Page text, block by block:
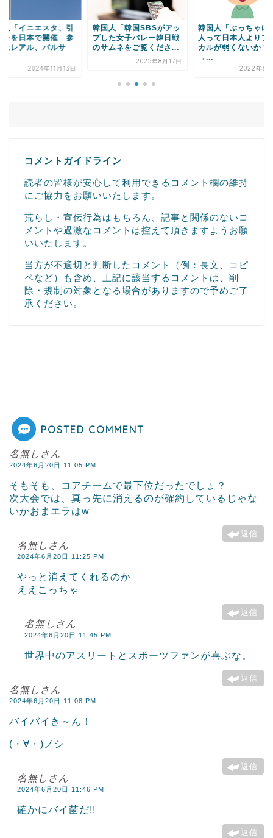
人「イニエスタ、引
合を日本で開催 参
はレアル、バルサ
2024年11月13日
韓国人「韓国SBSがアッ
プした女子バレー韓日戦
のサムネをご覧くださ...
2025年8月17日
韓国人「ぶっちゃけ
人って日本人よりフ
カルが弱くないか？
→...
2022年6
コメントガイドライン
読者の皆様が安心して利用できるコメント欄の維持
にご協力をお願いいたします。
荒らし・宣伝行為はもちろん、記事と関係のないコ
メントや過激なコメントは控えて頂きますようお願
いいたします。
当方が不適切と判断したコメント（例：長文、コピ
ペなど）も含め、上記に該当するコメントは、削
除・規制の対象となる場合がありますので予めご了
承ください。
POSTED COMMENT
名無しさん
2024年6月20日 11:05 PM
そもそも、コアチームで最下位だったでしょ？
次大会では、真っ先に消えるのが確約しているじゃな
いかおまエラはw
返信
名無しさん
2024年6月20日 11:25 PM
やっと消えてくれるのか
ええこっちゃ
返信
名無しさん
2024年6月20日 11:45 PM
世界中のアスリートとスポーツファンが喜ぶな。
返信
名無しさん
2024年6月20日 11:08 PM
バイバイき～ん！
(・∀・)ノシ
返信
名無しさん
2024年6月20日 11:46 PM
確かにバイ菌だ!!
返信